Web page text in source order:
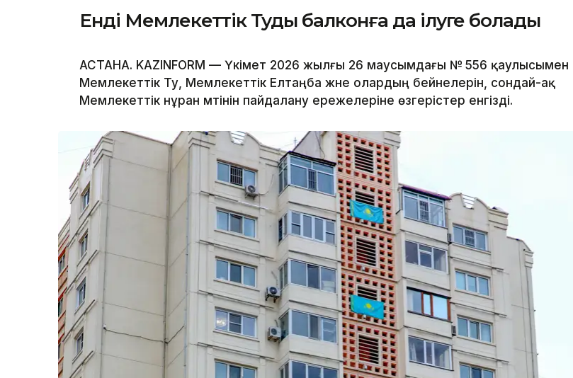
Енді Мемлекеттік Туды балконға да ілуге болады
АСТАНА. KAZINFORM — Үкімет 2026 жылғы 26 маусымдағы № 556 қаулысымен
Мемлекеттік Ту, Мемлекеттік Елтаңба және олардың бейнелерін, сондай-ақ
Мемлекеттік әнұран мәтінін пайдалану ережелеріне өзгерістер енгізді.